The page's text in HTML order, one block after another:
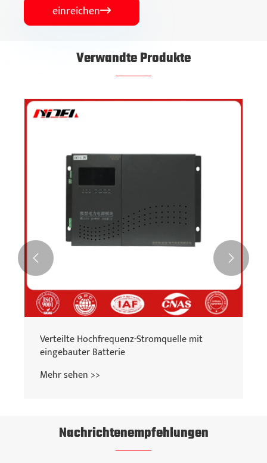
einreichen
Verwandte Produkte
Verteilte Hochfrequenz-Stromquelle mit
eingebauter Batterie
Mehr sehen >>
 
Nachrichtenempfehlungen